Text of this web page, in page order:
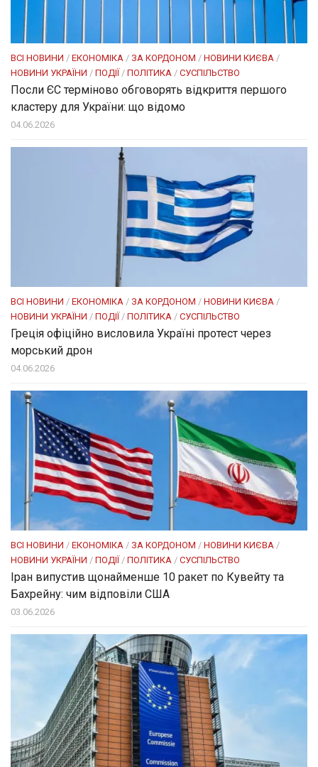
ВСІ НОВИНИ / ЕКОНОМІКА / ЗА КОРДОНОМ / НОВИНИ КИЄВА /
НОВИНИ УКРАЇНИ / ПОДІЇ / ПОЛІТИКА / СУСПІЛЬСТВО
Посли ЄC терміново обговорять відкриття першого
кластеру для України: що відомо
04.06.2026
ВСІ НОВИНИ / ЕКОНОМІКА / ЗА КОРДОНОМ / НОВИНИ КИЄВА /
НОВИНИ УКРАЇНИ / ПОДІЇ / ПОЛІТИКА / СУСПІЛЬСТВО
Греція офіційно висловила Україні протест через
морський дрон
04.06.2026
ВСІ НОВИНИ / ЕКОНОМІКА / ЗА КОРДОНОМ / НОВИНИ КИЄВА /
НОВИНИ УКРАЇНИ / ПОДІЇ / ПОЛІТИКА / СУСПІЛЬСТВО
Іран випустив щонайменше 10 ракет по Кувейту та
Бахрейну: чим відповіли США
03.06.2026